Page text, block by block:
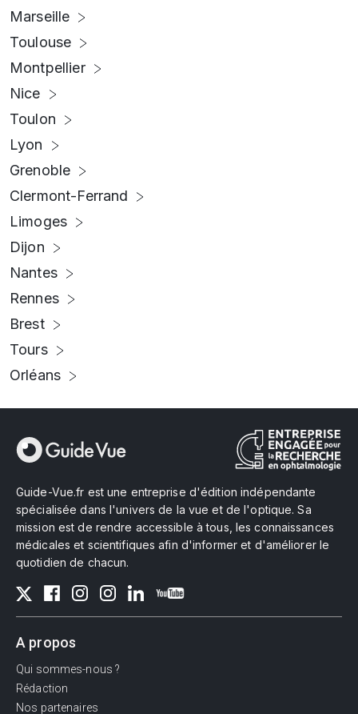
Marseille
Toulouse
Montpellier
Nice
Toulon
Lyon
Grenoble
Clermont-Ferrand
Limoges
Dijon
Nantes
Rennes
Brest
Tours
Orléans
Guide-Vue.fr est une entreprise d'édition indépendante
spécialisée dans l'univers de la vue et de l'optique. Sa
mission est de rendre accessible à tous, les connaissances
médicales et scientifiques afin d'informer et d'améliorer le
quotidien de chacun.
A propos
Qui sommes-nous ?
Rédaction
Nos partenaires